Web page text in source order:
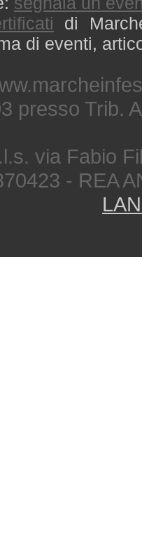
di
di eventi,
presso Trib.
via Fabio
- REA